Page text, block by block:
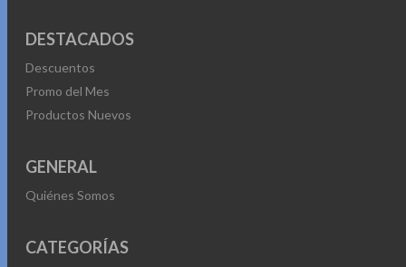
DESTACADOS
Descuentos
Promo del Mes
Productos Nuevos
GENERAL
Quiénes Somos
CATEGORÍAS